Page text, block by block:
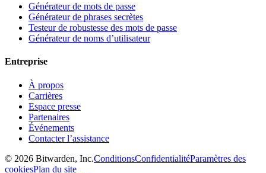
Générateur de mots de passe
Générateur de phrases secrètes
Testeur de robustesse des mots de passe
Générateur de noms d’utilisateur
Entreprise
À propos
Carrières
Espace presse
Partenaires
Événements
Contacter l’assistance
© 2026 Bitwarden, Inc.ConditionsConfidentialitéParamètres des
cookiesPlan du site